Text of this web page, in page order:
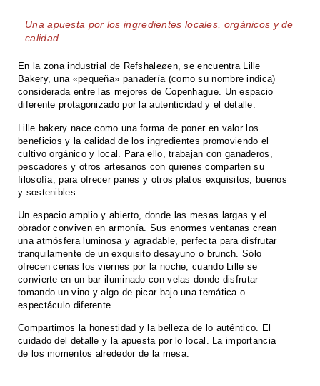
Una apuesta por los ingredientes locales, orgánicos y de
calidad
En la zona industrial de Refshaleøen, se encuentra Lille
Bakery, una «pequeña» panadería (como su nombre indica)
considerada entre las mejores de Copenhague. Un espacio
diferente protagonizado por la autenticidad y el detalle.
Lille bakery nace como una forma de poner en valor los
beneficios y la calidad de los ingredientes promoviendo el
cultivo orgánico y local. Para ello, trabajan con ganaderos,
pescadores y otros artesanos con quienes comparten su
filosofía, para ofrecer panes y otros platos exquisitos, buenos
y sostenibles.
Un espacio amplio y abierto, donde las mesas largas y el
obrador conviven en armonía. Sus enormes ventanas crean
una atmósfera luminosa y agradable, perfecta para disfrutar
tranquilamente de un exquisito desayuno o brunch. Sólo
ofrecen cenas los viernes por la noche, cuando Lille se
convierte en un bar iluminado con velas donde disfrutar
tomando un vino y algo de picar bajo una temática o
espectáculo diferente.
Compartimos la honestidad y la belleza de lo auténtico. El
cuidado del detalle y la apuesta por lo local. La importancia
de los momentos alrededor de la mesa.